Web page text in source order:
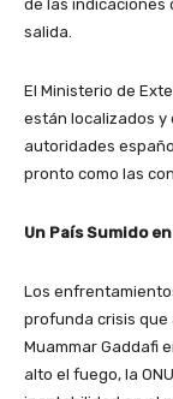
de las indicaciones
salida.
El Ministerio de
están localizados y
autoridades
pronto como las
Un País Sumido
Los
profunda crisis que
Muammar Gaddafi
alto el fuego, la